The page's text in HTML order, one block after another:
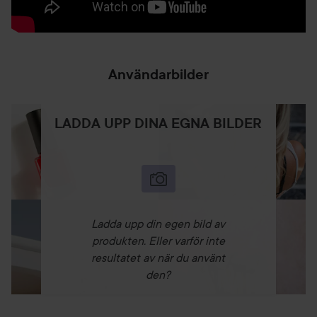
japanskt kirurgiskt stål. När nålarna rullas över huden
simuleras en skada i huden. Detta gör att kroppens
Behandlingen bidrar även till
Slätare hud
Bättre elasticitet
Balanserad hudton
Ökad absorbering
Efter mikronålsbehandlingen ska en riklig mängd Face
alla mikrohål i huden skapat av Skin Roller. Serumet består
av en högkoncentrerad, lätt och silkeslen formula med fem
hyaluronsyror och fem peptidkomplex. Den höga
koncentrationen av dessa effektiva ingredienser med anti
age-egenskaper främjar en intensiv återuppbyggnad av
Användarbilder
LADDA UPP DINA EGNA BILDER
Ladda upp din egen bild av
produkten. Eller varför inte
resultatet av när du använt
den?